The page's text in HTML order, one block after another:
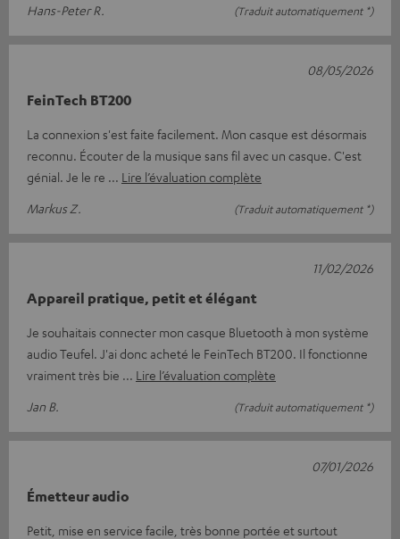
Hans-Peter R.
(Traduit automatiquement *)
FeinTech BT200
La connexion s'est faite facilement. Mon casque est désormais
reconnu. Écouter de la musique sans fil avec un casque. C'est
génial. Je le re
Lire l’évaluation complète
Markus Z.
(Traduit automatiquement *)
08/05/2026
Appareil pratique, petit et élégant
Je souhaitais connecter mon casque Bluetooth à mon système
audio Teufel. J'ai donc acheté le FeinTech BT200. Il fonctionne
vraiment très bie
Lire l’évaluation complète
Jan B.
(Traduit automatiquement *)
11/02/2026
Émetteur audio
Petit, mise en service facile, très bonne portée et surtout
07/01/2026